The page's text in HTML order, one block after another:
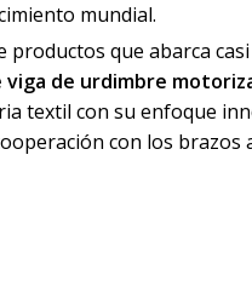
mundial.
productos que abarca
viga de urdimbre
textil con su enfoque
con los brazos